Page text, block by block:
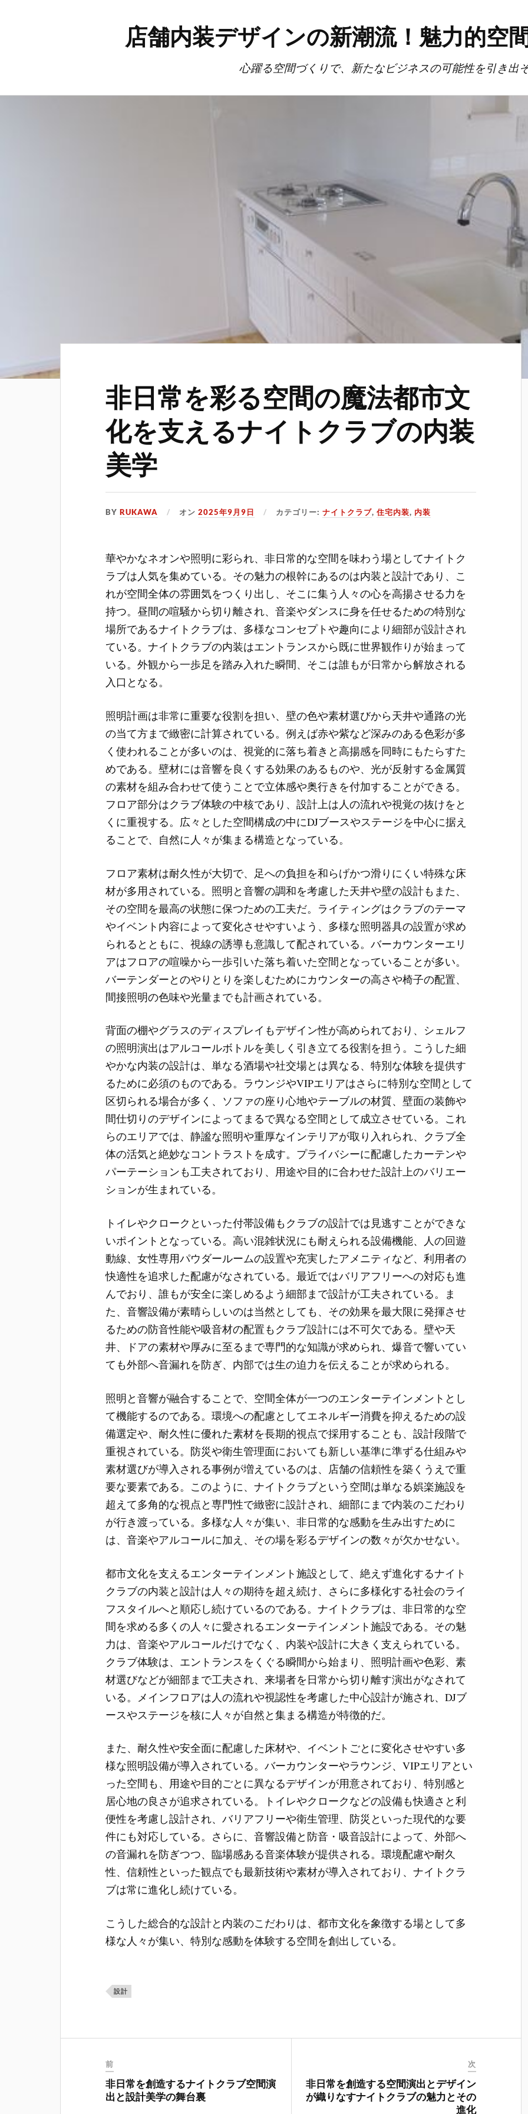
店舗内装デザインの新潮流！魅力的空
心躍る空間づくりで、新たなビジネスの可能性を引き出
非日常を彩る空間の魔法都市文
化を支えるナイトクラブの内装
美学
BYRUKAWA オン2025年9月9日 カテゴリー:ナイトクラブ,住宅内装, 内装
華やかなネオンや照明に彩られ、非日常的な空間を味わう場としてナイトク
ラブは人気を集めている。 その魅力の根幹にあるのは内装と設計であり、こ
れが空間全体の雰囲気をつくり出し、そこに集う人々の心を高揚させる力を
持つ。昼間の喧騒から切り離され、音楽やダンスに身を任せるための特別な
場所であるナイトクラブは、多様なコンセプトや趣向により細部が設計され
ている。ナイトクラブの内装はエントランスから既に世界観作りが始まって
いる。外観から一歩足を踏み入れた瞬間、そこは誰もが日常から解放される
入口となる。
照明計画は非常に重要な役割を担い、壁の色や素材選びから天井や通路の光
の当て方まで緻密に計算されている。例えば赤や紫など深みのある色彩が多
く使われることが多いのは、視覚的に落ち着きと高揚感を同時にもたらすた
めである。壁材には音響を良くする効果のあるものや、光が反射する金属質
の素材を組み合わせて使うことで立体感や奥行きを付加することができる。
フロア部分はクラブ体験の中核であり、設計上は人の流れや視覚の抜けをと
くに重視する。広々とした空間構成の中にDJブースやステージを中心に据え
ることで、自然に人々が集まる構造となっている。
フロア素材は耐久性が大切で、足への負担を和らげかつ滑りにくい特殊な床
材が多用されている。照明と音響の調和を考慮した天井や壁の設計もまた、
その空間を最高の状態に保つための工夫だ。ライティングはクラブのテーマ
やイベント内容によって変化させやすいよう、多様な照明器具の設置が求め
られるとともに、視線の誘導も意識して配されている。バーカウンターエリ
アはフロアの喧噪から一歩引いた落ち着いた空間となっていることが多い。
バーテンダーとのやりとりを楽しむためにカウンターの高さや椅子の配置、
間接照明の色味や光量までも計画されている。
背面の棚やグラスのディスプレイもデザイン性が高められており、シェルフ
の照明演出はアルコールボトルを美しく引き立てる役割を担う。こうした細
やかな内装の設計は、単なる酒場や社交場とは異なる、特別な体験を提供す
るために必須のものである。ラウンジやVIPエリアはさらに特別な空間として
区切られる場合が多く、ソファの座り心地やテーブルの材質、壁面の装飾や
間仕切りのデザインによってまるで異なる空間として成立させている。これ
らのエリアでは、静謐な照明や重厚なインテリアが取り入れられ、クラブ全
体の活気と絶妙なコントラストを成す。プライバシーに配慮したカーテンや
パーテーションも工夫されており、用途や目的に合わせた設計上のバリエー
ションが生まれている。
トイレやクロークといった付帯設備もクラブの設計では見逃すことができな
いポイントとなっている。高い混雑状況にも耐えられる設備機能、人の回遊
動線、女性専用パウダールームの設置や充実したアメニティなど、利用者の
快適性を追求した配慮がなされている。最近ではバリアフリーへの対応も進
んでおり、誰もが安全に楽しめるよう細部まで設計が工夫されている。ま
た、音響設備が素晴らしいのは当然としても、その効果を最大限に発揮させ
るための防音性能や吸音材の配置もクラブ設計には不可欠である。壁や天
井、ドアの素材や厚みに至るまで専門的な知識が求められ、爆音で響いてい
ても外部へ音漏れを防ぎ、内部では生の迫力を伝えることが求められる。
照明と音響が融合することで、空間全体が一つのエンターテインメントとし
て機能するのである。環境への配慮としてエネルギー消費を抑えるための設
備選定や、耐久性に優れた素材を長期的視点で採用することも、設計段階で
重視されている。防災や衛生管理面においても新しい基準に準ずる仕組みや
素材選びが導入される事例が増えているのは、店舗の信頼性を築くうえで重
要な要素である。このように、ナイトクラブという空間は単なる娯楽施設を
超えて多角的な視点と専門性で緻密に設計され、細部にまで内装のこだわり
が行き渡っている。多様な人々が集い、非日常的な感動を生み出すために
は、音楽やアルコールに加え、その場を彩るデザインの数々が欠かせない。
都市文化を支えるエンターテインメント施設として、絶えず進化するナイト
クラブの内装と設計は人々の期待を超え続け、さらに多様化する社会のライ
フスタイルへと順応し続けているのである。ナイトクラブは、非日常的な空
間を求める多くの人々に愛されるエンターテインメント施設である。その魅
力は、音楽やアルコールだけでなく、内装や設計に大きく支えられている。
クラブ体験は、エントランスをくぐる瞬間から始まり、照明計画や色彩、素
材選びなどが細部まで工夫され、来場者を日常から切り離す演出がなされて
いる。メインフロアは人の流れや視認性を考慮した中心設計が施され、DJブ
ースやステージを核に人々が自然と集まる構造が特徴的だ。
また、耐久性や安全面に配慮した床材や、イベントごとに変化させやすい多
様な照明設備が導入されている。バーカウンターやラウンジ、VIPエリアとい
った空間も、用途や目的ごとに異なるデザインが用意されており、特別感と
居心地の良さが追求されている。トイレやクロークなどの設備も快適さと利
便性を考慮し設計され、バリアフリーや衛生管理、防災といった現代的な要
件にも対応している。さらに、音響設備と防音・吸音設計によって、外部へ
の音漏れを防ぎつつ、臨場感ある音楽体験が提供される。環境配慮や耐久
性、信頼性といった観点でも最新技術や素材が導入されており、ナイトクラ
ブは常に進化し続けている。
こうした総合的な設計と内装のこだわりは、都市文化を象徴する場として多
様な人々が集い、特別な感動を体験する空間を創出している。
設計
前
非日常を創造するナイトクラブ空間演
出と設計美学の舞台裏
次
非日常を創造する空間演出とデザイン
が織りなすナイトクラブの魅力とその
進化